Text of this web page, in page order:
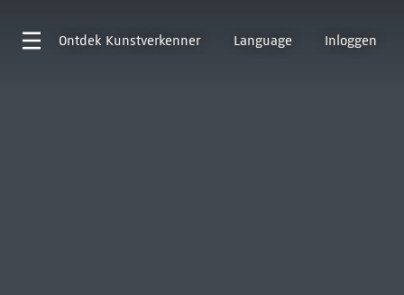
Ontdek Kunstverkenner Language Inloggen